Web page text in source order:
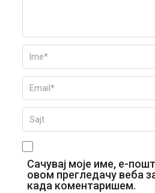
Сачувај моје име, е-
овом прегледачу веба
када коментаришем.